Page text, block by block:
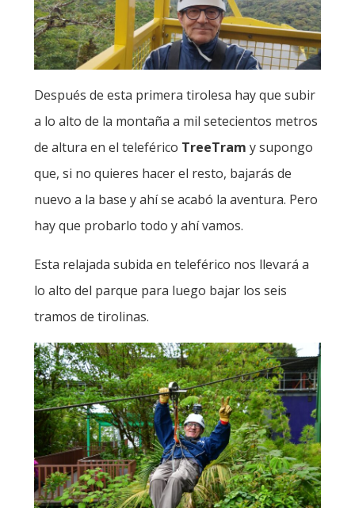
Después de esta primera tirolesa hay que subir
a lo alto de la montaña a mil setecientos metros
de altura en el teleférico TreeTram y supongo
que, si no quieres hacer el resto, bajarás de
nuevo a la base y ahí se acabó la aventura. Pero
hay que probarlo todo y ahí vamos.
Esta relajada subida en teleférico nos llevará a
lo alto del parque para luego bajar los seis
tramos de tirolinas.